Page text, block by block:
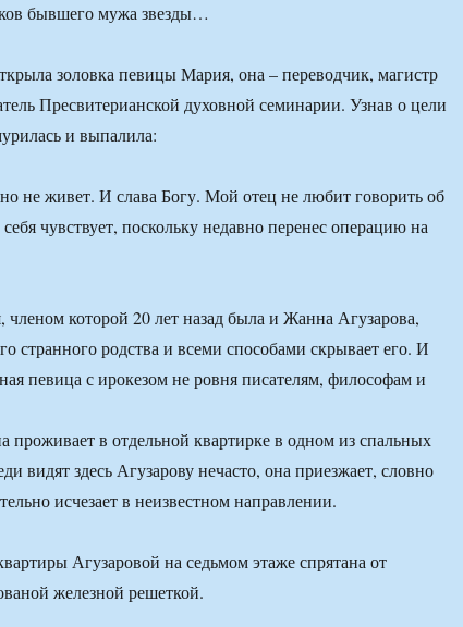
бывшего мужа звезды…
золовка певицы Мария, она – переводчик, магистр
Пресвитерианской духовной семинарии. Узнав о цели
и выпалила:
не живет. И слава Богу. Мой отец не любит говорить об
чувствует, поскольку недавно перенес операцию на
членом которой 20 лет назад была и Жанна Агузарова,
странного родства и всеми способами скрывает его. И
певица с ирокезом не ровня писателям, философам и
в отдельной квартирке в одном из спальных
видят здесь Агузарову нечасто, она приезжает, словно
исчезает в неизвестном направлении.
Агузаровой на седьмом этаже спрятана от
железной решеткой.